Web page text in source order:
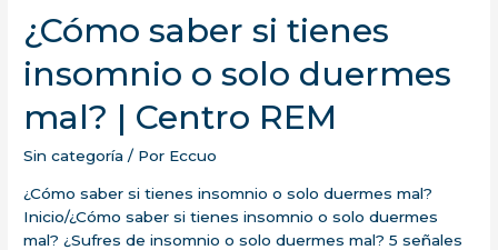
¿Cómo saber si tienes
insomnio o solo duermes
mal? | Centro REM
Sin categoría / Por Eccuo
¿Cómo saber si tienes insomnio o solo duermes mal?
Inicio/¿Cómo saber si tienes insomnio o solo duermes
mal? ¿Sufres de insomnio o solo duermes mal? 5 señales